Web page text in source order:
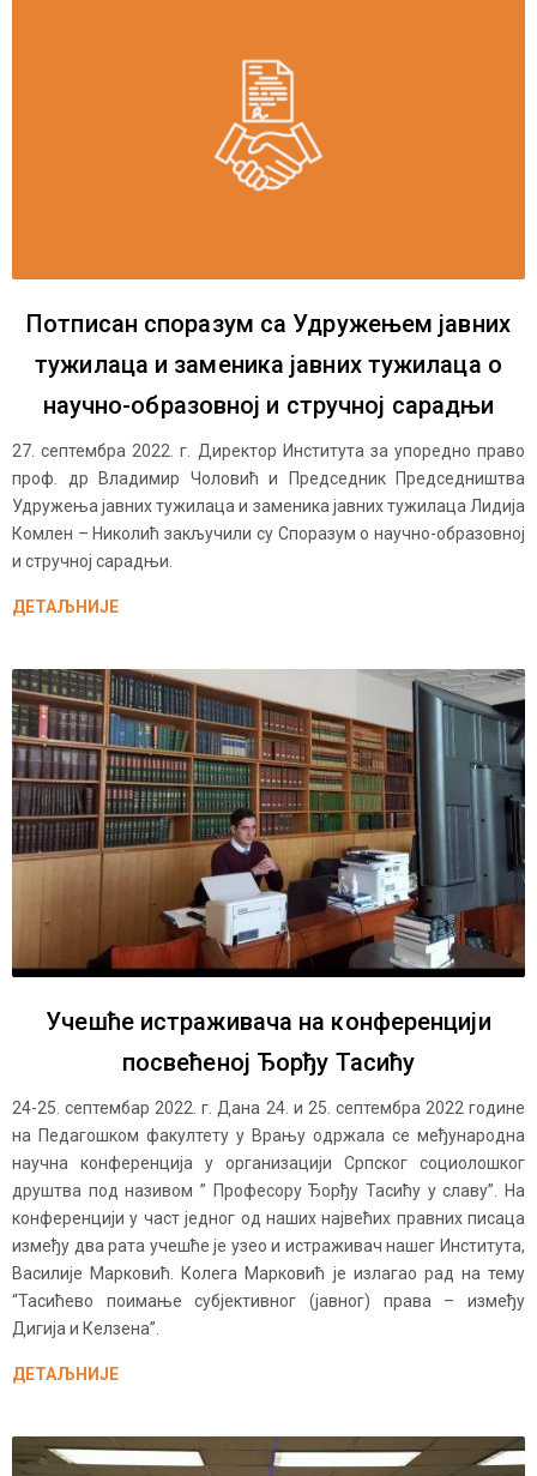
Потписан споразум са Удружењем јавних
тужилаца и заменика јавних тужилаца о
научно-образовној и стручној сарадњи
27. септембра 2022. г. Директор Института за упоредно право
проф. др Владимир Чоловић и Председник Председништва
Удружења јавних тужилаца и заменика јавних тужилаца Лидија
Комлен – Николић закључили су Споразум о научно-образовној
и стручној сарадњи.
ДЕТАЉНИЈЕ
Учешће истраживача на конференцији
посвећеној Ђорђу Тасићу
24-25. септембар 2022. г. Дана 24. и 25. септембра 2022 године
на Педагошком факултету у Врању одржала се међународна
научна конференција у организацији Српског социолошког
друштва под називом ” Професору Ђорђу Тасићу у славу”. На
конференцији у част једног од наших највећих правних писаца
између два рата учешће је узео и истраживач нашег Института,
Василије Марковић. Колега Марковић је излагао рад на тему
“Тасићево поимање субјективног (јавног) права – између
Дигија и Келзена”.
ДЕТАЉНИЈЕ